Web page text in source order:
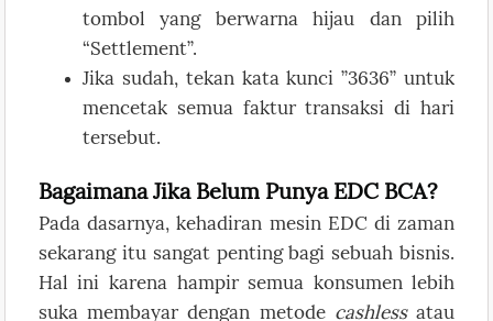
tombol yang berwarna hijau dan pilih
“Settlement”.
Jika sudah, tekan kata kunci ”3636” untuk
mencetak semua faktur transaksi di hari
tersebut.
Bagaimana Jika Belum Punya EDC BCA?
Pada dasarnya, kehadiran mesin EDC di zaman
sekarang itu sangat penting bagi sebuah bisnis.
Hal ini karena hampir semua konsumen lebih
suka membayar dengan metode cashlessatau